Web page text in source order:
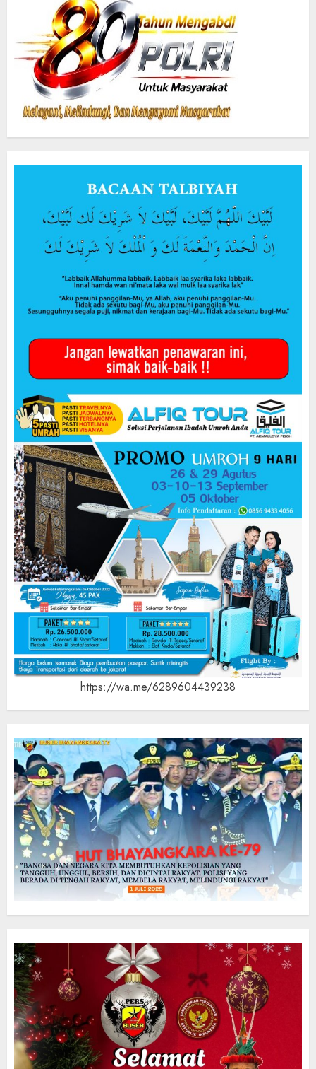
https://wa.me/6289604439238